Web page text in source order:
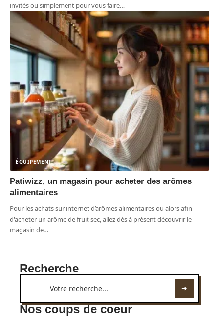
invités ou simplement pour vous faire…
ÉQUIPEMENT
Patiwizz, un magasin pour acheter des arômes
alimentaires
Pour les achats sur internet d’arômes alimentaires ou alors afin
d'acheter un arôme de fruit sec, allez dès à présent découvrir le
magasin de…
Recherche
Nos coups de coeur